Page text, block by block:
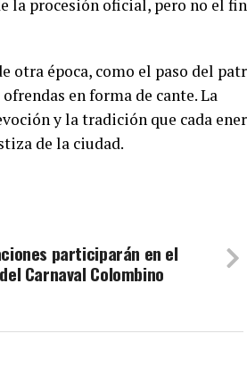
la procesión oficial, pero no el fin
otra época, como el paso del
en forma de cante. La
y la tradición que cada
de la ciudad.
participarán en el
Carnaval Colombino